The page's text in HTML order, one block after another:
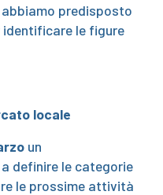
predisposto
identificare le figure
locale
un
definire le categorie
le prossime attività